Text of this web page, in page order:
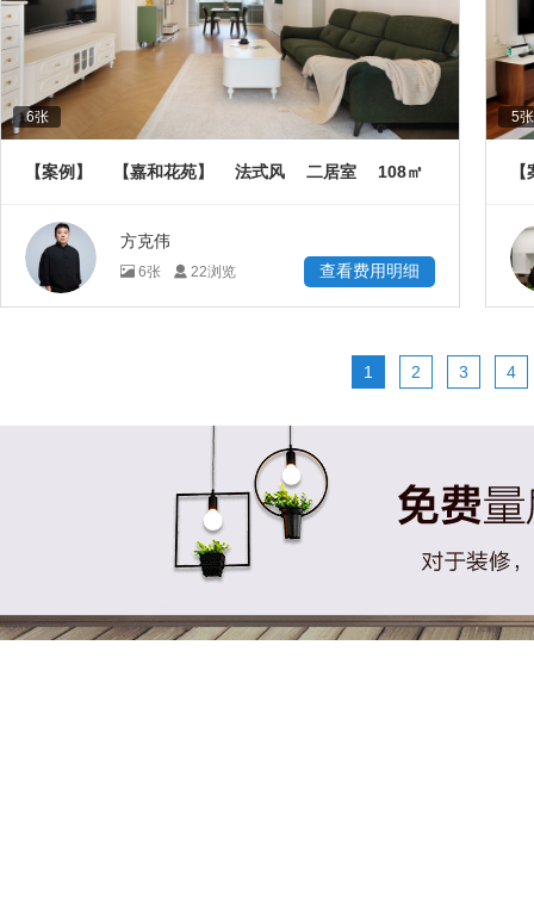
6张
【案例】 【嘉和花苑】 法式风 二居室 108㎡
方克伟
6张 22浏览 查看费用明细
5张
1 2 3 4